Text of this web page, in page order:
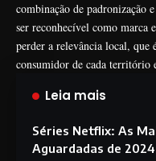
combinação de padronização
ser reconhecível como marca
perder a relevância local, que
consumidor de cada território
Leia mais
Séries Netflix: As
Aguardadas de 2024